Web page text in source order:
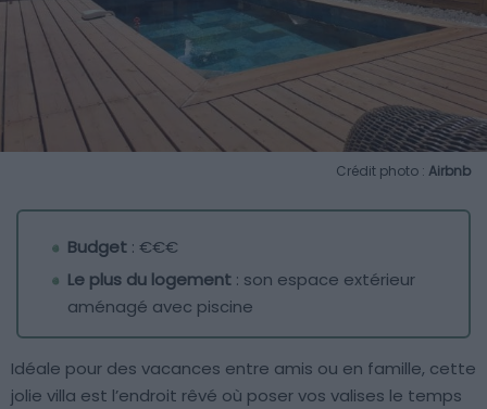
Crédit photo : Airbnb
Budget : €€€
Le plus du logement : son espace extérieur
aménagé avec piscine
Idéale pour des vacances entre amis ou en famille, cette
jolie villa est l’endroit rêvé où poser vos valises le temps